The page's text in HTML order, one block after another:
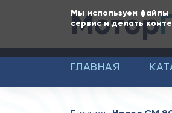
Мы используем файлы
сервис и делать
Мотор
ГЛАВНАЯ